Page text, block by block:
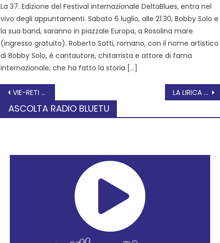
La 37. Edizione del Festival internazionale DeltaBlues, entra nel
vivo degli appuntamenti. Sabato 6 luglio, alle 21.30, Bobby Solo e
la sua band, saranno in piazzale Europa, a Rosolina mare
(ingresso gratuito). Roberto Satti, romano, con il nome artistico
di Bobby Solo, è cantautore, chitarrista e attore di fama
internazionale, che ha fatto la storia […]
VIE-RETI E TECNOLOGIE LA LIRICA SI FA IN TRE un mini abbonamento per gli spettatori del Teatro Sociale
ASCOLTA RADIO BLUETU